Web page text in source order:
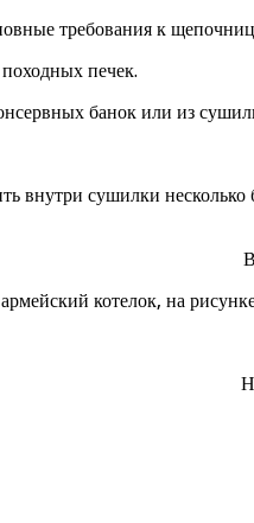
требования к
печек.
банок или из
внутри сушилки
котелок, на